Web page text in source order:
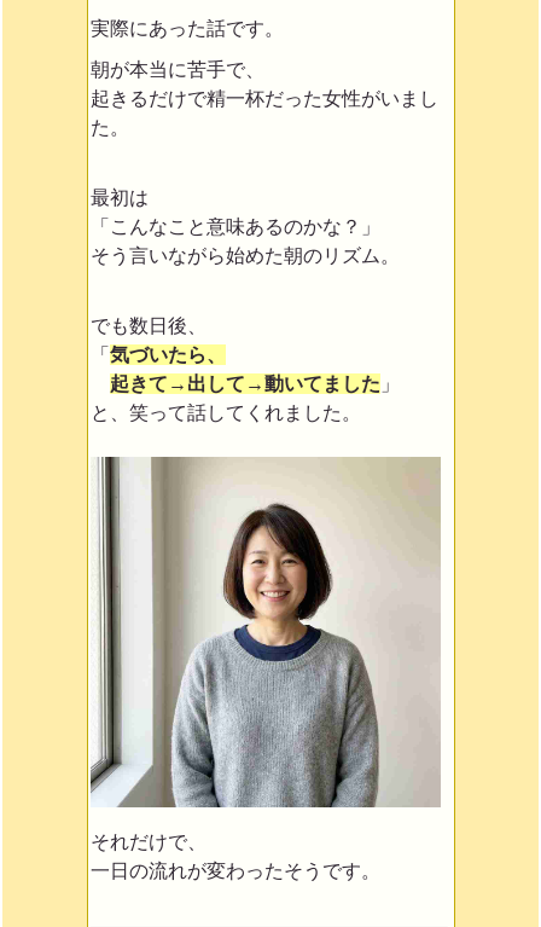
実際にあった話です。
朝が本当に苦手で、
起きるだけで精一杯だった女性がいまし
た。
最初は
「こんなこと意味あるのかな？」
そう言いながら始めた朝のリズム。
でも数日後、
「 気づいたら、
起きて→出して→動いてました 」
と、笑って話してくれました。
それだけで、
一日の流れが変わったそうです。